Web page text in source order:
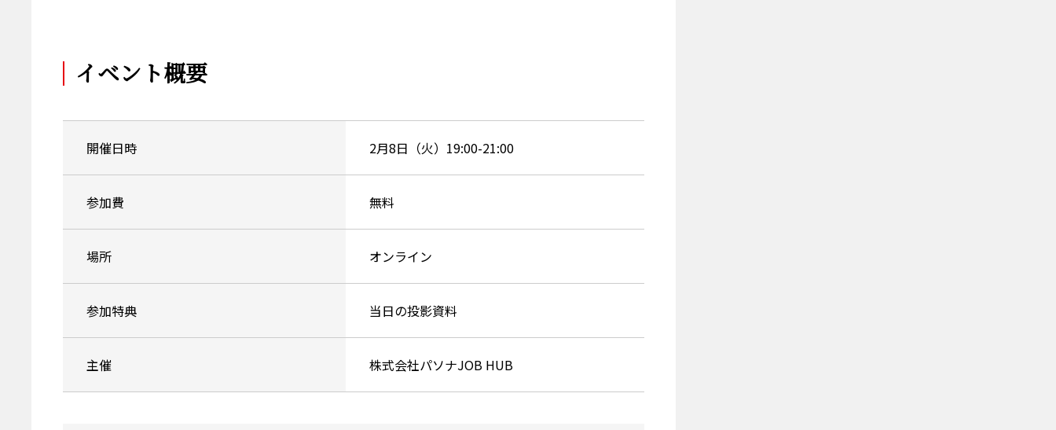
イベント概要
開催日時 2月8日（火）19:00-21:00
参加費 無料
場所 オンライン
参加特典 当日の投影資料
主催 株式会社パソナJOB HUB